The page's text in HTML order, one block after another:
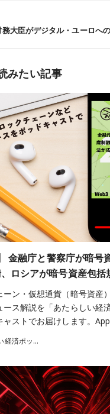
務大臣がデジタル・ユーロへ
みたい記事
金融庁と警察庁が暗号
ロシアが暗号資産包
ーン・仮想通貨（暗号資産
ース解説を「あたらしい経
ャストでお届けします。
あたらしい経済ポッドキャスト